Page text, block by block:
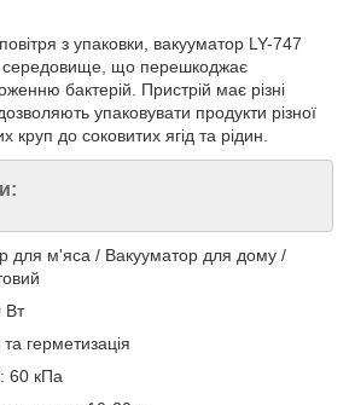
з упаковки, вакууматор LY-747
середовище, що перешкоджає
бактерій. Пристрій має різні
упаковувати продукти різної
круп до соковитих ягід та рідин.
для м'яса / Вакууматор для дому /
Вт
герметизація
60 кПа